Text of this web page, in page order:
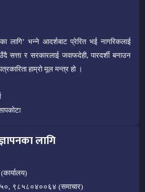
लागि’ भन्ने आदर्शबाट प्रेरित भई नागरिकलाई
सत्ता र सरकारलाई जवाफदेही, पारदर्शी बनाउन
हाम्रो मूल मन्त्र हो ।
लागि
९८५८०४००६४ (समाचार)